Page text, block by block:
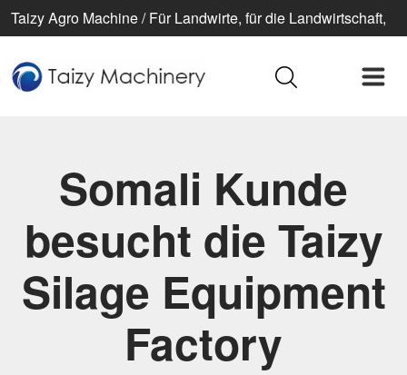
Taizy Agro Machine / Für Landwirte, für die Landwirtschaft,
Somali Kunde
besucht die Taizy
Silage Equipment
Factory